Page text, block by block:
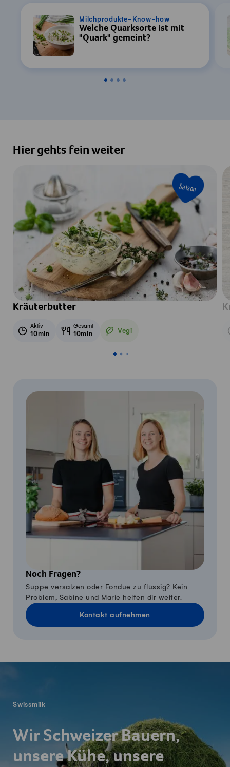
Milchprodukte-Know-how
Welche Quarksorte ist mit
"Quark" gemeint?
Hier gehts fein weiter
Saison
Kräuterbutter
Aktiv
10min
Gesamt
10min Vegi
Vegetarisch
Noch Fragen?
Suppe versalzen oder Fondue zu flüssig? Kein
Problem, Sabine und Marie helfen dir weiter.
Kontakt aufnehmen
Swissmilk
Wir Schweizer Bauern,
unsere Kühe, unsere